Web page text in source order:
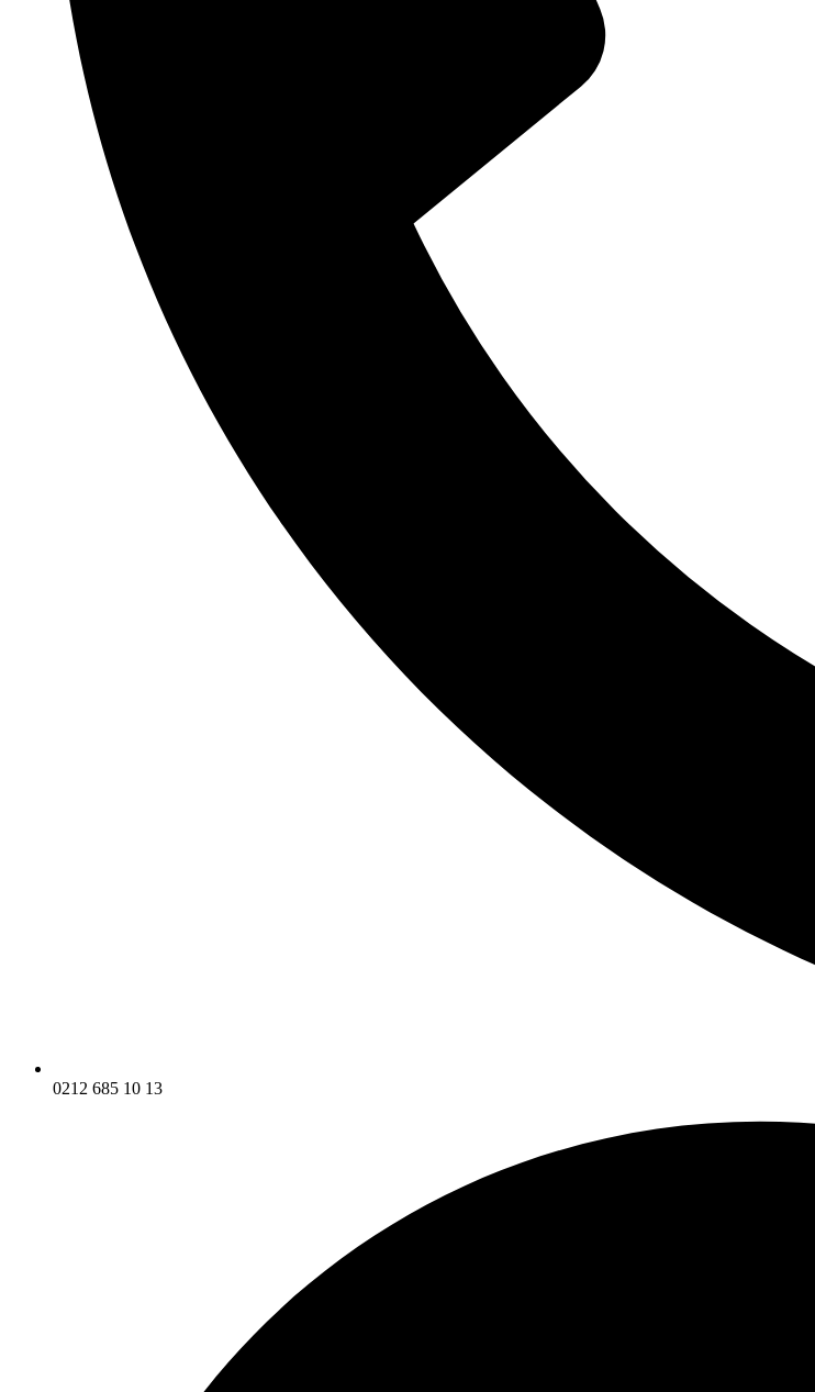
0212 685 10 13